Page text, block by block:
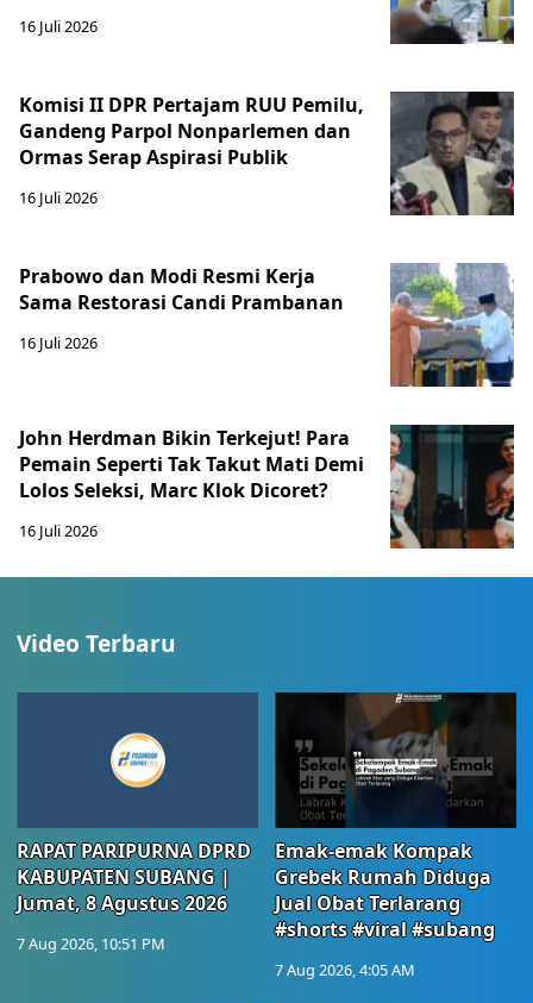
16 Juli 2026
Komisi II DPR Pertajam RUU Pemilu,
Gandeng Parpol Nonparlemen dan
Ormas Serap Aspirasi Publik
16 Juli 2026
Prabowo dan Modi Resmi Kerja
Sama Restorasi Candi Prambanan
16 Juli 2026
John Herdman Bikin Terkejut! Para
Pemain Seperti Tak Takut Mati Demi
Lolos Seleksi, Marc Klok Dicoret?
16 Juli 2026
Video Terbaru
RAPAT PARIPURNA DPRD
KABUPATEN SUBANG |
Jumat, 8 Agustus 2026
7 Aug 2026, 10:51 PM
Emak-emak Kompak
Grebek Rumah Diduga
Jual Obat Terlarang
#shorts #viral #subang
7 Aug 2026, 4:05 AM